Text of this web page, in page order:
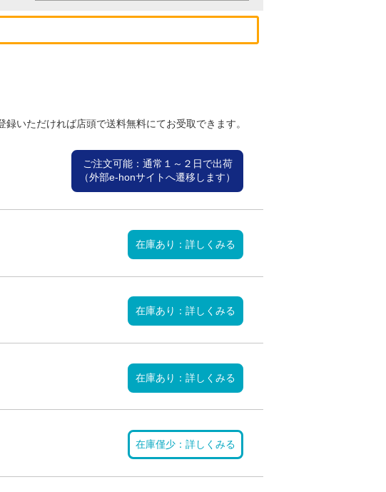
いただければ店頭で送料無料にてお受取できます。
ご注文可能：通常１～２日で出荷
（外部e-honサイトへ遷移します）
在庫あり：詳しくみる
在庫あり：詳しくみる
在庫あり：詳しくみる
在庫僅少：詳しくみる